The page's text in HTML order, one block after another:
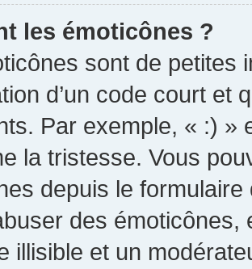
les émoticônes ?
sont de petites
d’un code court et
Par exemple, « :) »
la tristesse. Vous
depuis le
des
illisible et un